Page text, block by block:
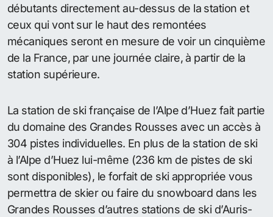
débutants directement au-dessus de la station et
ceux qui vont sur ​​le haut des remontées
mécaniques seront en mesure de voir un cinquième
de la France, par une journée claire, à partir de la
station supérieure.
La station de ski française de l’Alpe d’Huez fait partie
du domaine des Grandes Rousses avec un accès à
304 pistes individuelles. En plus de la station de ski
à l’Alpe d’Huez lui-même (236 km de pistes de ski
sont disponibles), le forfait de ski appropriée vous
permettra de skier ou faire du snowboard dans les
Grandes Rousses d’autres stations de ski d’Auris-